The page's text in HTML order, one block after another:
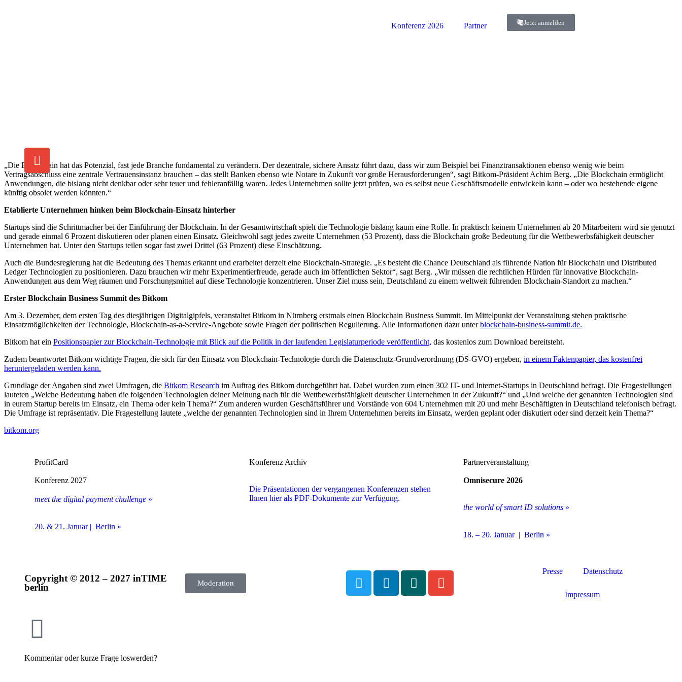
Konferenz 2026 Partner Jetzt anmelden
„Die Blockchain hat das Potenzial, fast jede Branche fundamental zu verändern. Der dezentrale, sichere Ansatz führt dazu, dass wir zum Beispiel bei Finanztransaktionen ebenso wenig wie beim
Vertragsabschluss eine zentrale Vertrauensinstanz brauchen – das stellt Banken ebenso wie Notare in Zukunft vor große Herausforderungen“, sagt Bitkom-Präsident Achim Berg. „Die Blockchain ermöglicht
Anwendungen, die bislang nicht denkbar oder sehr teuer und fehleranfällig waren. Jedes Unternehmen sollte jetzt prüfen, wo es selbst neue Geschäftsmodelle entwickeln kann – oder wo bestehende eigene
künftig obsolet werden könnten.“
Etablierte Unternehmen hinken beim Blockchain-Einsatz hinterher
Startups sind die Schrittmacher bei der Einführung der Blockchain. In der Gesamtwirtschaft spielt die Technologie bislang kaum eine Rolle. In praktisch keinem Unternehmen ab 20 Mitarbeitern wird sie genutzt
und gerade einmal 6 Prozent diskutieren oder planen einen Einsatz. Gleichwohl sagt jedes zweite Unternehmen (53 Prozent), dass die Blockchain große Bedeutung für die Wettbewerbsfähigkeit deutscher
Unternehmen hat. Unter den Startups teilen sogar fast zwei Drittel (63 Prozent) diese Einschätzung.
Auch die Bundesregierung hat die Bedeutung des Themas erkannt und erarbeitet derzeit eine Blockchain-Strategie. „Es besteht die Chance Deutschland als führende Nation für Blockchain und Distributed
Ledger Technologien zu positionieren. Dazu brauchen wir mehr Experimentierfreude, gerade auch im öffentlichen Sektor“, sagt Berg. „Wir müssen die rechtlichen Hürden für innovative Blockchain-
Anwendungen aus dem Weg räumen und Forschungsmittel auf diese Technologie konzentrieren. Unser Ziel muss sein, Deutschland zu einem weltweit führenden Blockchain-Standort zu machen.“
Erster Blockchain Business Summit des Bitkom
Am 3. Dezember, dem ersten Tag des diesjährigen Digitalgipfels, veranstaltet Bitkom in Nürnberg erstmals einen Blockchain Business Summit. Im Mittelpunkt der Veranstaltung stehen praktische
Einsatzmöglichkeiten der Technologie, Blockchain-as-a-Service-Angebote sowie Fragen der politischen Regulierung. Alle Informationen dazu unterblockchain-business-summit.de.
Bitkom hat ein Positionspapier zur Blockchain-Technologie mit Blick auf die Politik in der laufenden Legislaturperiode veröffentlicht, das kostenlos zum Download bereitsteht.
Zudem beantwortet Bitkom wichtige Fragen, die sich für den Einsatz von Blockchain-Technologie durch die Datenschutz-Grundverordnung (DS-GVO) ergeben, in einem Faktenpapier, das kostenfrei
heruntergeladen werden kann.
Grundlage der Angaben sind zwei Umfragen, die Bitkom Research im Auftrag des Bitkom durchgeführt hat. Dabei wurden zum einen 302 IT- und Internet-Startups in Deutschland befragt. Die Fragestellungen
lauteten „Welche Bedeutung haben die folgenden Technologien deiner Meinung nach für die Wettbewerbsfähigkeit deutscher Unternehmen in der Zukunft?“ und „Und welche der genannten Technologien sind
in eurem Startup bereits im Einsatz, ein Thema oder kein Thema?“ Zum anderen wurden Geschäftsführer und Vorstände von 604 Unternehmen mit 20 und mehr Beschäftigten in Deutschland telefonisch befragt.
Die Umfrage ist repräsentativ. Die Fragestellung lautete „welche der genannten Technologien sind in Ihrem Unternehmen bereits im Einsatz, werden geplant oder diskutiert oder sind derzeit kein Thema?“
bitkom.org
ProfitCard
Konferenz 2027
meet the digital payment challenge »
20. & 21. Januar | Berlin »
Konferenz Archiv
Die Präsentationen der vergangenen Konferenzen stehen
Ihnen hier als PDF-Dokumente zur Verfügung.
Partnerveranstaltung
Omnisecure 2026
the world of smart ID solutions »
18. – 20. Januar | Berlin »
Copyright © 2012 – 2027 inTIME
berlin
Moderation
Presse Datenschutz
Impressum
Kommentar oder kurze Frage loswerden?